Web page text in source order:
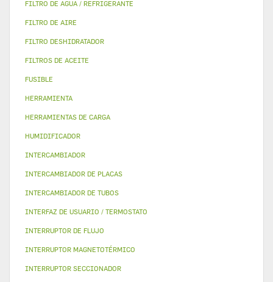
FILTRO DE AGUA / REFRIGERANTE
FILTRO DE AIRE
FILTRO DESHIDRATADOR
FILTROS DE ACEITE
FUSIBLE
HERRAMIENTA
HERRAMIENTAS DE CARGA
HUMIDIFICADOR
INTERCAMBIADOR
INTERCAMBIADOR DE PLACAS
INTERCAMBIADOR DE TUBOS
INTERFAZ DE USUARIO / TERMOSTATO
INTERRUPTOR DE FLUJO
INTERRUPTOR MAGNETOTÉRMICO
INTERRUPTOR SECCIONADOR